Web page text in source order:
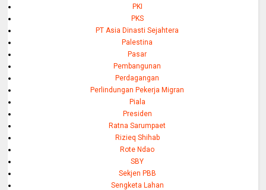
PKI
PKS
PT Asia Dinasti Sejahtera
Palestina
Pasar
Pembangunan
Perdagangan
Perlindungan Pekerja Migran
Piala
Presiden
Ratna Sarumpaet
Rizieq Shihab
Rote Ndao
SBY
Sekjen PBB
Sengketa Lahan